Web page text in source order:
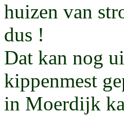
huizen van
dus !
Dat kan nog
kippenmest
in Moerdijk